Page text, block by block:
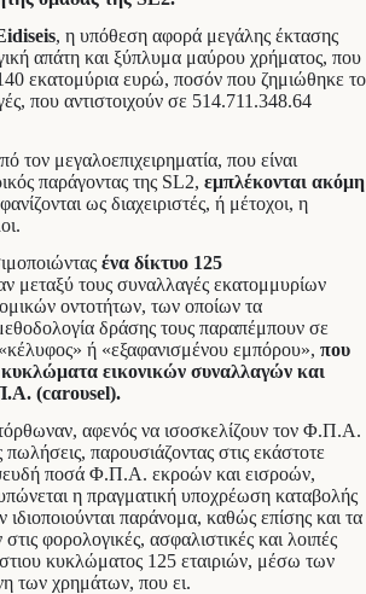
, η υπόθεση αφορά μεγάλης έκτασης
απάτη και ξύπλυμα μαύρου χρήματος, που
εκατομύρια ευρώ, ποσόν που ζημιώθηκε το
που αντιστοιχούν σε 514.711.348.64
τον μεγαλοεπιχειρηματία, που είναι
παράγοντας της SL2, εμπλέκονται ακόμη
ως διαχειριστές, ή μέτοχοι, η
ένα δίκτυο 125
μεταξύ τους συναλλαγές εκατομμυρίων
οντοτήτων, των οποίων τα
δράσης τους παραπέμπουν σε
«κέλυφος» ή «εξαφανισμένου εμπόρου», που
κυκλώματα εικονικών συναλλαγών και
(cαrουsel).
αφενός να ισοσκελίζουν τον Φ.Π.Α.
πωλήσεις, παρουσιάζοντας στις εκάστοτε
ποσά Φ.Π.Α. εκροών και εισροών,
η πραγματική υποχρέωση καταβολής
παράνομα, καθώς επίσης και τα
φορολογικές, ασφαλιστικές και λοιπές
κυκλώματος 125 εταιριών, μέσω των
των χρημάτων, που ει.